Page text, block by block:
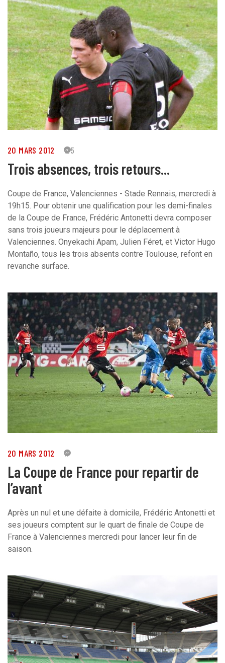
20 MARS 2012 25
Trois absences, trois retours...
Coupe de France, Valenciennes - Stade Rennais, mercredi à
19h15. Pour obtenir une qualification pour les demi-finales
de la Coupe de France, Frédéric Antonetti devra composer
sans trois joueurs majeurs pour le déplacement à
Valenciennes. Onyekachi Apam, Julien Féret, et Victor Hugo
Montaño, tous les trois absents contre Toulouse, refont en
revanche surface.
20 MARS 2012 1
La Coupe de France pour repartir de
l’avant
Après un nul et une défaite à domicile, Frédéric Antonetti et
ses joueurs comptent sur le quart de finale de Coupe de
France à Valenciennes mercredi pour lancer leur fin de
saison.